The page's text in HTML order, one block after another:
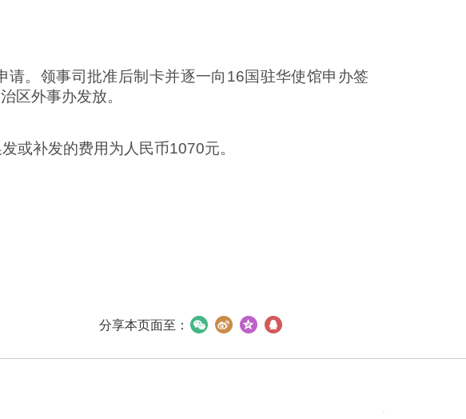
。领事司批准后制卡并逐一向16国驻华使馆申办签
区外事办发放。
或补发的费用为人民币1070元。
分享本页面至：